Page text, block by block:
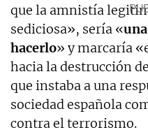
que la amnistía
sediciosa», sería «
hacerlo» y marcaría
hacia la destrucción
que instaba a una
sociedad española
contra el terrorismo.